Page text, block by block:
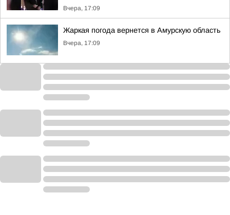
Вчера, 17:09
Жаркая погода вернется в Амурскую область
Вчера, 17:09